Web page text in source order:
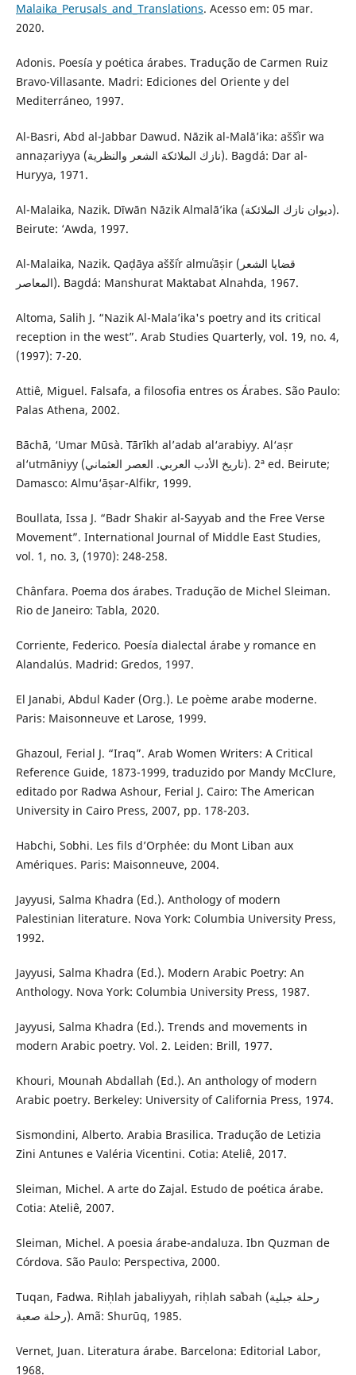
Malaika_Perusals_and_Translations. Acesso em: 05 mar.
2020.
Adonis. Poesía y poética árabes. Tradução de Carmen Ruiz
Bravo-Villasante. Madri: Ediciones del Oriente y del
Mediterráneo, 1997.
Al-Basri, Abd al-Jabbar Dawud. Nāzik al-Malā’ika: aššʿir wa
annaẓariyya (نازك الملائكة الشعر والنظرية). Bagdá: Dar al-
Huryya, 1971.
Al-Malaika, Nazik. Dīwān Nāzik Almalā’ika (ديوان نازك الملائكة).
Beirute: ‘Awda, 1997.
Al-Malaika, Nazik. Qaḍāya aššiʿr almuʿāṣir (قضايا الشعر
المعاصر). Bagdá: Manshurat Maktabat Alnahda, 1967.
Altoma, Salih J. “Nazik Al-Mala’ika's poetry and its critical
reception in the west”. Arab Studies Quarterly, vol. 19, no. 4,
(1997): 7-20.
Attiê, Miguel. Falsafa, a filosofia entres os Árabes. São Paulo:
Palas Athena, 2002.
Bāchā, ‘Umar Mūsà. Tārīkh al’adab al‘arabiyy. Al‘aṣr
al‘utmāniyy (تاريخ الأدب العربي. العصر العثماني). 2ª ed. Beirute;
Damasco: Almu‘āṣar-Alfikr, 1999.
Boullata, Issa J. “Badr Shakir al-Sayyab and the Free Verse
Movement”. International Journal of Middle East Studies,
vol. 1, no. 3, (1970): 248-258.
Chânfara. Poema dos árabes. Tradução de Michel Sleiman.
Rio de Janeiro: Tabla, 2020.
Corriente, Federico. Poesía dialectal árabe y romance en
Alandalús. Madrid: Gredos, 1997.
El Janabi, Abdul Kader (Org.). Le poème arabe moderne.
Paris: Maisonneuve et Larose, 1999.
Ghazoul, Ferial J. “Iraq”. Arab Women Writers: A Critical
Reference Guide, 1873-1999, traduzido por Mandy McClure,
editado por Radwa Ashour, Ferial J. Cairo: The American
University in Cairo Press, 2007, pp. 178-203.
Habchi, Sobhi. Les fils d’Orphée: du Mont Liban aux
Amériques. Paris: Maisonneuve, 2004.
Jayyusi, Salma Khadra (Ed.). Anthology of modern
Palestinian literature. Nova York: Columbia University Press,
1992.
Jayyusi, Salma Khadra (Ed.). Modern Arabic Poetry: An
Anthology. Nova York: Columbia University Press, 1987.
Jayyusi, Salma Khadra (Ed.). Trends and movements in
modern Arabic poetry. Vol. 2. Leiden: Brill, 1977.
Khouri, Mounah Abdallah (Ed.). An anthology of modern
Arabic poetry. Berkeley: University of California Press, 1974.
Sismondini, Alberto. Arabia Brasilica. Tradução de Letizia
Zini Antunes e Valéria Vicentini. Cotia: Ateliê, 2017.
Sleiman, Michel. A arte do Zajal. Estudo de poética árabe.
Cotia: Ateliê, 2007.
Sleiman, Michel. A poesia árabe-andaluza. Ibn Quzman de
Córdova. São Paulo: Perspectiva, 2000.
Tuqan, Fadwa. Riḥlah jabaliyyah, riḥlah saʿbah (رحلة جبلية
رحلة صعبة). Amã: Shurūq, 1985.
Vernet, Juan. Literatura árabe. Barcelona: Editorial Labor,
1968.